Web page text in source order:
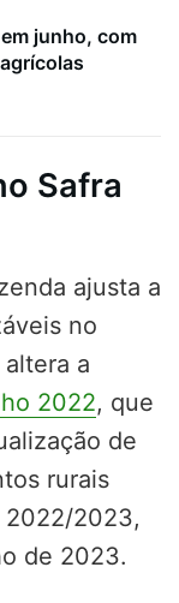
junho, com
Safra
ajusta a
no
a
2022, que
de
rurais
2022/2023,
de 2023.